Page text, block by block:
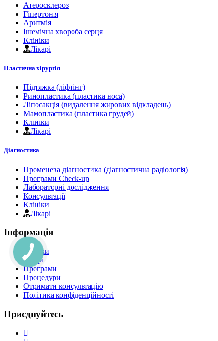
Атеросклероз
Гіпертонія
Аритмія
Ішемічна хвороба серця
Клініки
Лікарі
Пластична хірургія
Підтяжка (ліфтінг)
Ринопластика (пластика носа)
Ліпосакція (видалення жирових відкладень)
Мамопластика (пластика грудей)
Клініки
Лікарі
Діагностика
Променева діагностика (діагностична радіологія)
Програми Check-up
Лабораторні дослідження
Консультації
Клініки
Лікарі
Інформація
Клініки
Лікарі
Програми
Процедури
Отримати консультацію
Політика конфіденційності
Приєднуйтесь